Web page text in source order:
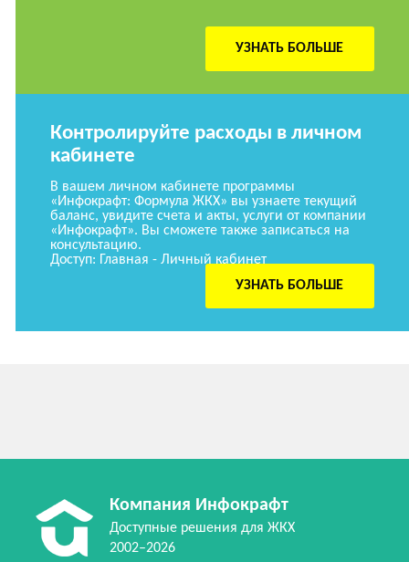
УЗНАТЬ БОЛЬШЕ
Контролируйте расходы в личном
кабинете
В вашем личном кабинете программы
«Инфокрафт: Формула ЖКХ» вы узнаете текущий
баланс, увидите счета и акты, услуги от компании
«Инфокрафт». Вы сможете также записаться на
консультацию.
Доступ: Главная - Личный кабинет
УЗНАТЬ БОЛЬШЕ
Компания Инфокрафт
Доступные решения для ЖКХ
2002–2026